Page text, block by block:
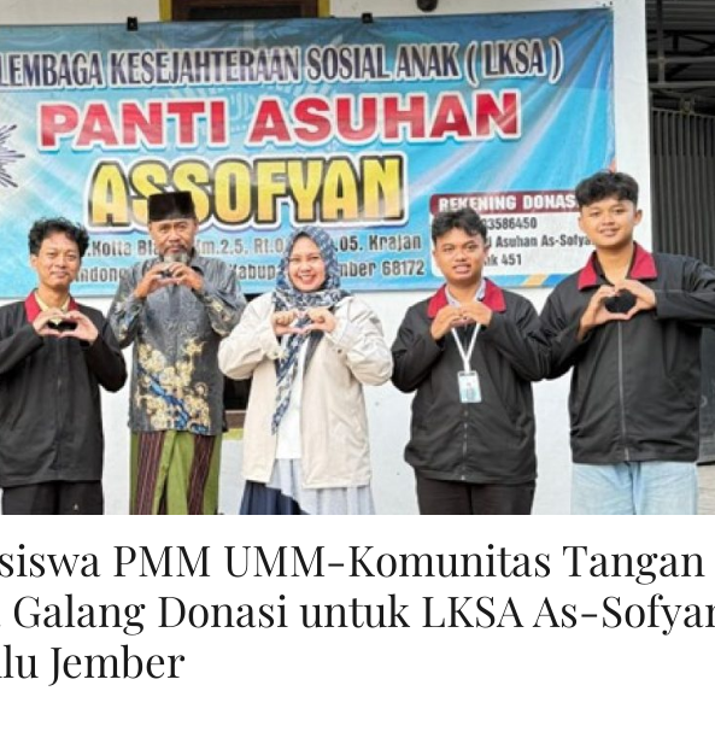
PMM UMM-Komunitas Tangan
Galang Donasi untuk LKSA As-
Jember